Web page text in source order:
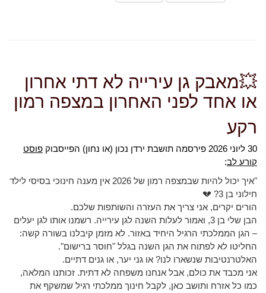
💥מאבק גן עירייה לא דתי אחרון
או אחד לפני האחרון במצפה רמון
רקע
30 ליוני 2026 פירסמה תושבת ירדן נכון (או נחון) הפייסבוק
פוסט
קורע לב:
"איך יכול להיות שבמצפה רמון של 2026 אין מענה חינוכי בסיסי לילד
חילוני בן 3? 💔
הורים יקרים, אני צריך את העזרה והשותפות שלכם.
הבן שלי בן 3, ואמור לעלות השנה לגן עירייה. רשמנו אותו לגן יעלים
– הגן הממלכתי הרגיל היחיד באזור. לא מזמן קיבלנו בשורה קשה:
החליטו לא לפתוח את הגן השנה בגלל "חוסר ברישום".
האלטרנטיבות שנשארו לנו? או גני יער, או גנים דתיים.
אני מכבד את כולם, אבל אנחנו משפחה לא דתית. זכותנו המלאה,
כמו כל אזרח ותושב כאן, לקבל חינוך ממלכתי רגיל שמשקף את